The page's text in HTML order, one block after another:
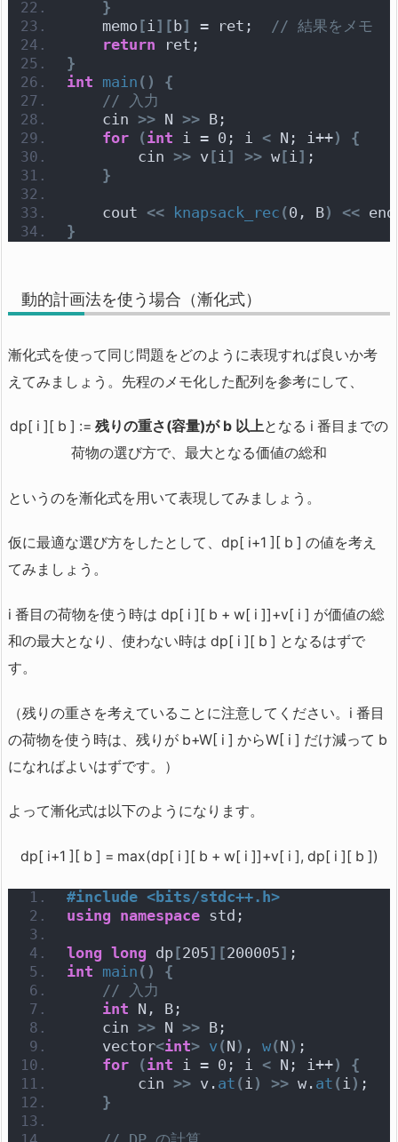
}
    memo
[ i ][b] = ret; // 結果をメモ
return ret;
}
int main ()
{
// 入力
    cin
>> N >> B;
for
(int i = 0; i < N; i++)
{
        cin
>> v[ i ] >> w[ i ] ;
}
    cout
<< knapsack_rec (0, B) <<
}
動的計画法を使う場合（漸化式）
漸化式を使って同じ問題をどのように表現すれば良いか考
えてみましょう。先程のメモ化した配列を参考にして、
dp[ i ][ b ] := 残りの重さ(容量)が b 以上となる i 番目までの
荷物の選び方で、最大となる価値の総和
というのを漸化式を用いて表現してみましょう。
仮に最適な選び方をしたとして、dp[ i+1 ][ b ] の値を考え
てみましょう。
i 番目の荷物を使う時は dp[ i ][ b + w[ i ]]+v[ i ] が価値の総
和の最大となり、使わない時は dp[ i ][ b ] となるはずで
す。
（残りの重さを考えていることに注意してください。i 番目
の荷物を使う時は、残りが b+W[ i ] からW[ i ] だけ減って b
になればよいはずです。）
よって漸化式は以下のようになります。
dp[ i+1 ][ b ] = max(dp[ i ][ b + w[ i ]]+v[ i ], dp[ i ][ b ])
#include <bits/stdc++.h>
using namespace std;
long long dp[205][200005] ;
int main ()
{
// 入力
int N, B;
    cin
>> N >> B;
    vector
<int> v(N ) , w(N ) ;
for
(int i = 0; i < N; i++)
{
        cin
>> v. at ( i ) >> w. at ( i ) ;
}